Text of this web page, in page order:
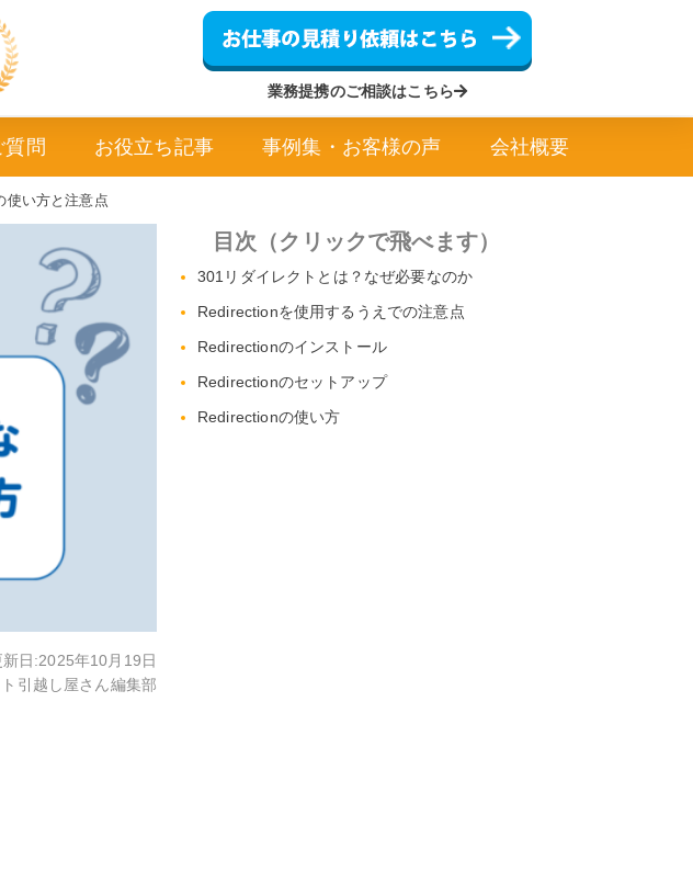
業務提携のご相談はこちら
質問 お役立ち記事 事例集・お客様の声 会社概要
使い方と注意点
日:2025年10月19日
引越し屋さん編集部
目次（クリックで飛べます）
301リダイレクトとは？なぜ必要なのか
Redirectionを使用するうえでの注意点
Redirectionのインストール
Redirectionのセットアップ
Redirectionの使い方